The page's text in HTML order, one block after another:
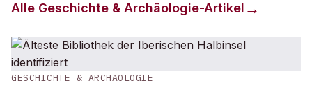
Alle Geschichte & Archäologie-Artikel
GESCHICHTE & ARCHÄOLOGIE